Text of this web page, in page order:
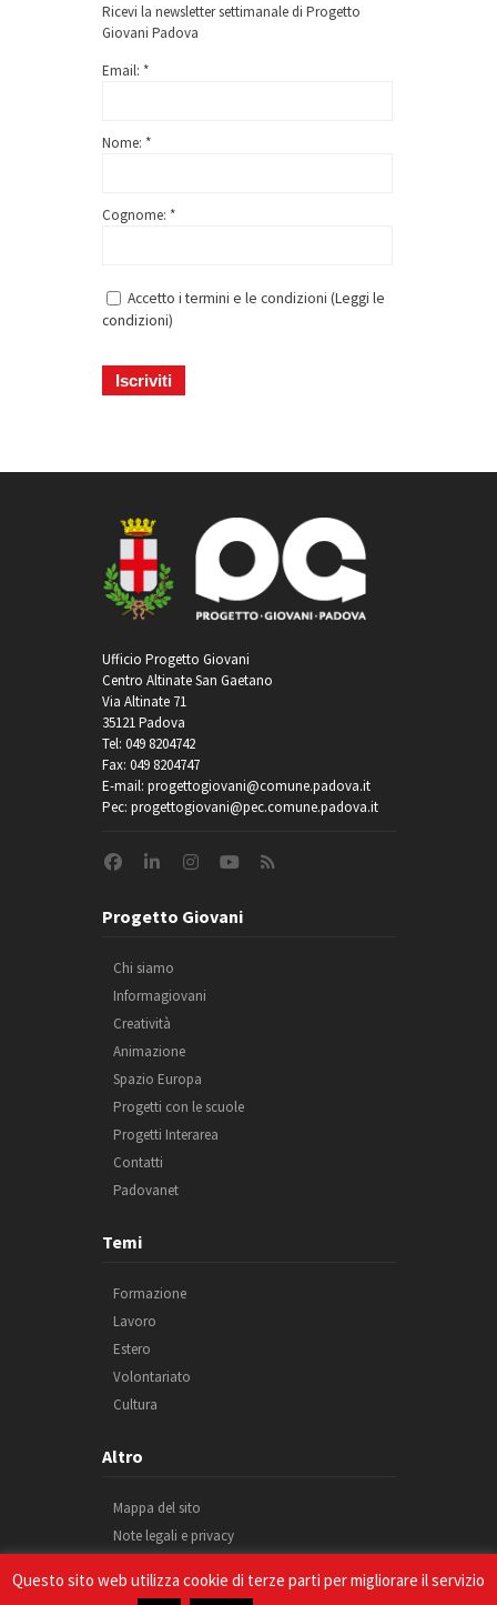
Ricevi la newsletter settimanale di Progetto
Giovani Padova
Email: *
Nome: *
Cognome: *
Accetto i termini e le condizioni (Leggi le
condizioni)
Ufficio Progetto Giovani
Centro Altinate San Gaetano
Via Altinate 71
35121 Padova
Tel: 049 8204742
Fax: 049 8204747
E-mail: progettogiovani@comune.padova.it
Pec: progettogiovani@pec.comune.padova.it
Progetto Giovani
Chi siamo
Informagiovani
Creatività
Animazione
Spazio Europa
Progetti con le scuole
Progetti Interarea
Contatti
Padovanet
Temi
Formazione
Lavoro
Estero
Volontariato
Cultura
Altro
Mappa del sito
Note legali e privacy
Credits
Questo sito web utilizza cookie di terze parti per migliorare il servizio